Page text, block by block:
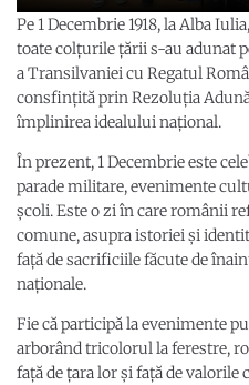
Pe 1 Decembrie 1918, la Alba
toate colțurile țării s-au adunat
a Transilvaniei cu Regatul
consfințită prin Rezoluția
împlinirea idealului național.
În prezent, 1 Decembrie este
parade militare, evenimente
școli. Este o zi în care românii
comune, asupra istoriei și
față de sacrificiile făcute de
naționale.
Fie că participă la evenimente
arborând tricolorul la ferestre,
față de țara lor și față de valorile